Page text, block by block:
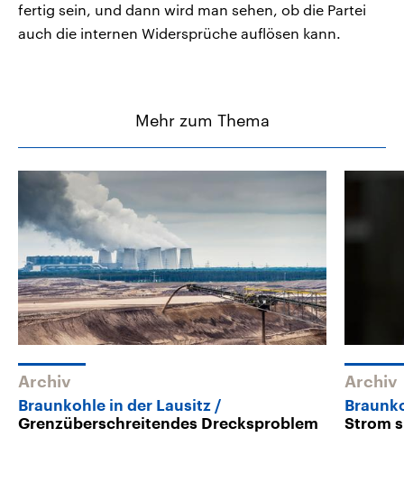
fertig sein, und dann wird man sehen, ob die Partei
auch die internen Widersprüche auflösen kann.
Mehr zum Thema
Archiv
Braunkohle in der Lausitz
Grenzüberschreitendes Drecksproblem
Archiv
Strom